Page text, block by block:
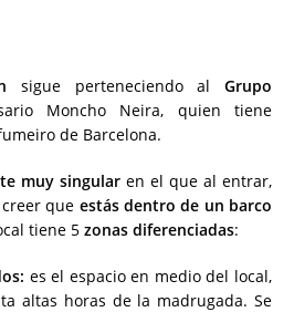
sigue perteneciendo alGrupo
Moncho Neira, quien tiene
de Barcelona.
muy singular en el que al entrar,
que estás dentro de un barco
tiene 5 zonas diferenciadas:
es el espacio en medio del local,
altas horas de la madrugada. Se